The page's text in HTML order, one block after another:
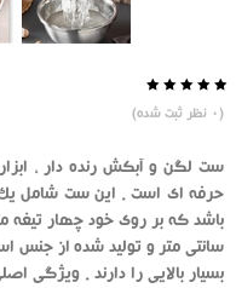
از
50
رای
دهنده
(
0 نظر ثبت شده)
ست لگن و آبکش رنده دار ،
حرفه ای است . این ست شامل
سانتی متر و تولید شده از جنس
بسیار بالایی را دارند . ویژگی